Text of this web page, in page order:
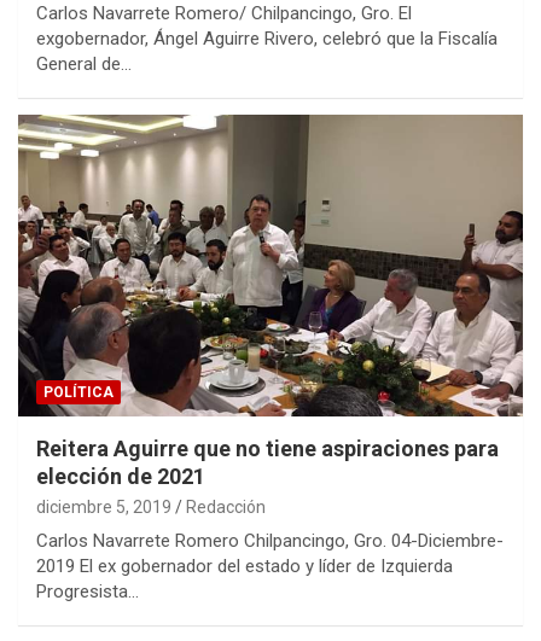
Carlos Navarrete Romero/ Chilpancingo, Gro. El
exgobernador, Ángel Aguirre Rivero, celebró que la Fiscalía
General de…
POLÍTICA
Reitera Aguirre que no tiene aspiraciones para
elección de 2021
diciembre 5, 2019 Redacción
Carlos Navarrete Romero Chilpancingo, Gro. 04-Diciembre-
2019 El ex gobernador del estado y líder de Izquierda
Progresista…